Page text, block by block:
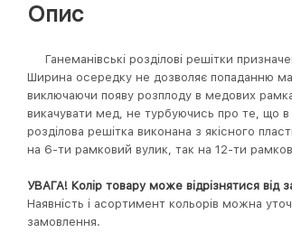
Опис
Ганеманівські розділові решітки
Ширина осередку не дозволяє попаданню
виключаючи появу розплоду в медових
викачувати мед, не турбуючись про те, що в
розділова решітка виконана з якісного
на 6-ти рамковий вулик, так на 12-ти
УВАГА! Колір товару може відрізнятися від
Наявність і асортимент кольорів можна
замовлення.